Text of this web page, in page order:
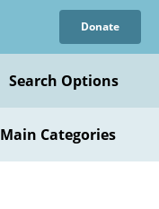
Donate
Search Options
Main Categories